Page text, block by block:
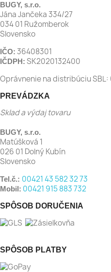
BUGY, s.r.o.
Jána Jančeka 334/27
034 01 Ružomberok
Slovensko
IČO: 36408301
IČDPH: SK2020132400
Oprávnenie na distribúciu
PREVÁDZKA
Sklad a výdaj tovaru
BUGY, s.r.o.
Matúšková 1
026 01 Dolný Kubín
Slovensko
Tel.č.: 00421 43 582 32 73
Mobil: 00421 915 883 732
SPÔSOB DORUČENIA
SPÔSOB PLATBY